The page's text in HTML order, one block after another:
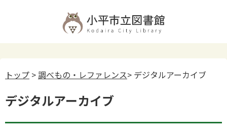
トップ >調べもの・レファレンス> デジタルアーカイブ
デジタルアーカイブ